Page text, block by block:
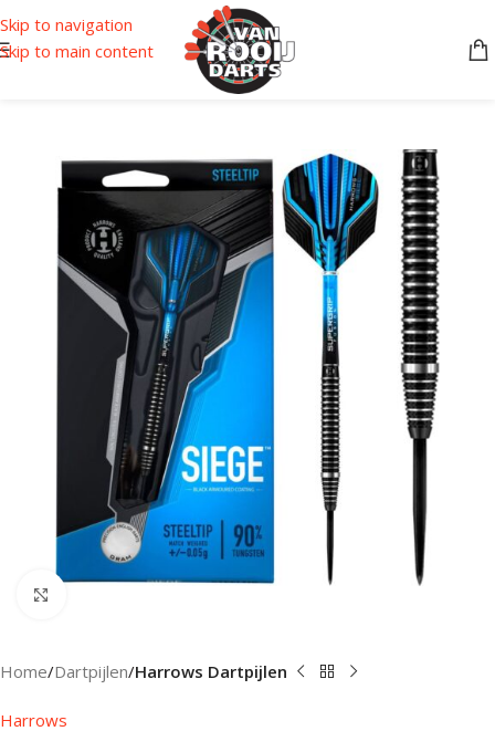
Skip to navigation
Skip to main content
Home Dartpijlen Harrows Dartpijlen
Harrows